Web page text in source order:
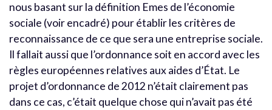
nous basant sur la définition Emes de l’économie
sociale (voir encadré) pour établir les critères de
reconnaissance de ce que sera une entreprise sociale.
Il fallait aussi que l’ordonnance soit en accord avec les
règles européennes relatives aux aides d’État. Le
projet d’ordonnance de 2012 n’était clairement pas
dans ce cas, c’était quelque chose qui n’avait pas été